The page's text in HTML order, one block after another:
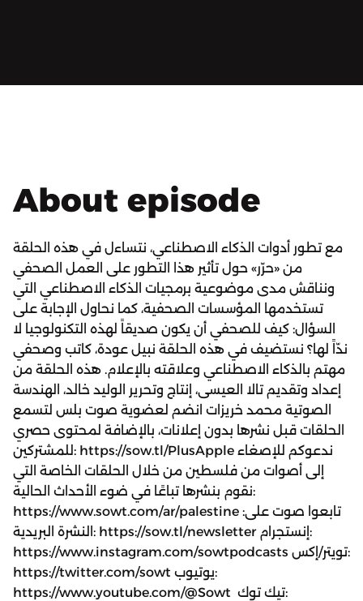
About episode
مع تطور أدوات الذكاء الاصطناعي، نتساءل في هذه الحلقة
من «حرّر» حول تأثير هذا التطور على العمل الصحفي
ونناقش مدى موضوعية برمجيات الذكاء الاصطناعي التي
تستخدمها المؤسسات الصحفية، كما نحاول الإجابة على
السؤال: كيف للصحفي أن يكون صديقاً لهذه التكنولوجيا لا
ندّاً لها؟ نستضيف في هذه الحلقة نبيل عودة، كاتب وصحفي
مهتم بالذكاء الاصطناعي وعلاقته بالإعلام. هذه الحلقة من
إعداد وتقديم تالا العيسى، إنتاج وتحرير الوليد خالد، الهندسة
الصوتية محمد خريزات انضم لعضوية صوت بلس لتسمع
الحلقات قبل نشرها بدون إعلانات، بالإضافة لمحتوى حصري
للمشتركين: https://sow.tl/PlusApple ندعوكم للإصغاء
إلى أصوات من فلسطين من خلال الحلقات الخاصة التي
نقوم بنشرها تباعًا في ضوء الأحداث الحالية:
https://www.sowt.com/ar/palestine تابعوا صوت على:
النشرة البريدية: https://sow.tl/newsletter إنستجرام:
https://www.instagram.com/sowtpodcasts تويتر/إكس:
https://twitter.com/sowt يوتيوب:
https://www.youtube.com/@Sowt تيك توك: